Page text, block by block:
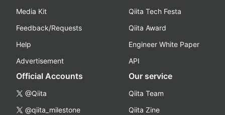
Media Kit
Feedback/Requests
Help
Advertisement
Qiita Tech Festa
Qiita Award
Engineer White Paper
API
Official Accounts
@Qiita
@qiita_milestone
Our service
Qiita Team
Qiita Zine